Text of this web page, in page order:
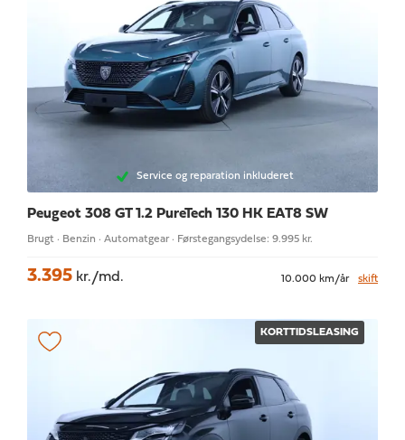
Service og reparation inkluderet
Peugeot 308 GT 1.2 PureTech 130 HK EAT8 SW
Brugt · Benzin · Automatgear · Førstegangsydelse: 9.995 kr.
3.395 kr./md. 10.000 km/år skift
KORTTIDSLEASING